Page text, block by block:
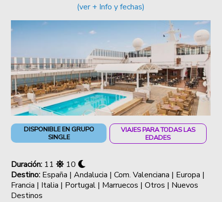
(ver + Info y fechas)
DISPONIBLE EN GRUPO
SINGLE
VIAJES PARA TODAS LAS
EDADES
Duración: 11
10
Destino: España | Andalucia | Com. Valenciana | Europa |
Francia | Italia | Portugal | Marruecos | Otros | Nuevos
Destinos